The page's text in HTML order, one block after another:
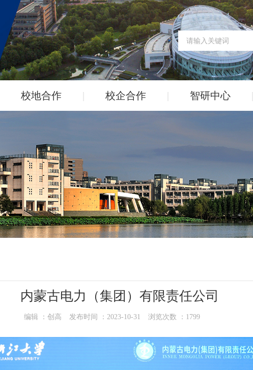
校地合作 校企合作 智研中心
内蒙古电力（集团）有限责任公司
编辑 ： 创高 发布时间 ： 2023-10-31 浏览次数 ： 1799